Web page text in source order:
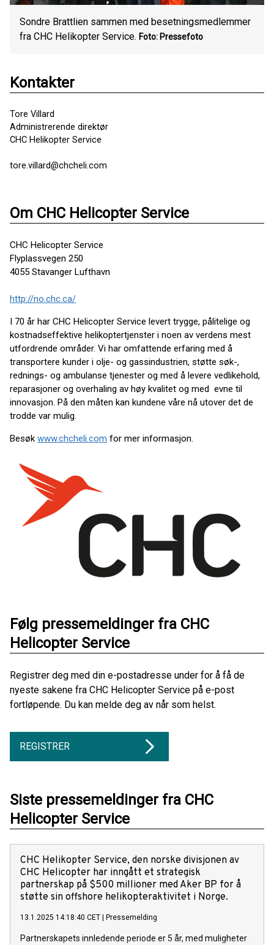
Sondre Brattlien sammen med besetningsmedlemmer
fra CHC Helikopter Service. Foto: Pressefoto
Kontakter
Tore Villard
Administrerende direktør
CHC Helikopter Service
tore.villard@chcheli.com
Om CHC Helicopter Service
CHC Helicopter Service
Flyplassvegen 250
4055 Stavanger Lufthavn
http://no.chc.ca/
I 70 år har CHC Helicopter Service levert trygge, pålitelige og
kostnadseffektive helikoptertjenster i noen av verdens mest
utfordrende områder. Vi har omfattende erfaring med å
transportere kunder i olje- og gassindustrien, støtte søk-,
rednings- og ambulanse tjenester og med å levere vedlikehold,
reparasjoner og overhaling av høy kvalitet og med evne til
innovasjon. På den måten kan kundene våre nå utover det de
trodde var mulig.
Besøk www.chcheli.com for mer informasjon.
Følg pressemeldinger fra CHC
Helicopter Service
Registrer deg med din e-postadresse under for å få de
nyeste sakene fra CHC Helicopter Service på e-post
fortløpende. Du kan melde deg av når som helst.
REGISTRER
Siste pressemeldinger fra CHC
Helicopter Service
CHC Helikopter Service, den norske divisjonen av
CHC Helicopter har inngått et strategisk
partnerskap på $500 millioner med Aker BP for å
støtte sin offshore helikopteraktivitet i Norge.
13.1.2025 14:18:40 CET Pressemelding
Partnerskapets innledende periode er 5 år, med muligheter